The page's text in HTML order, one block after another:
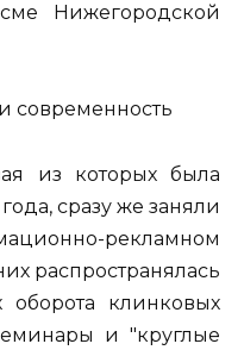
Нижегородской
из которых была
сразу же заняли
рекламном
распространялась
клинковых
и "круглые